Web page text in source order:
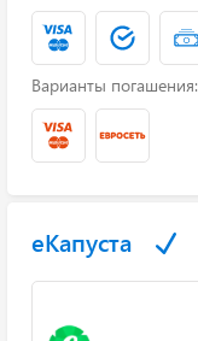
Варианты погашения:
еКапуста